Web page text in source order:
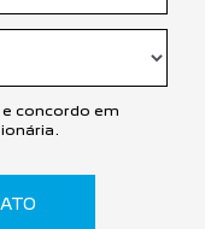
e concordo em